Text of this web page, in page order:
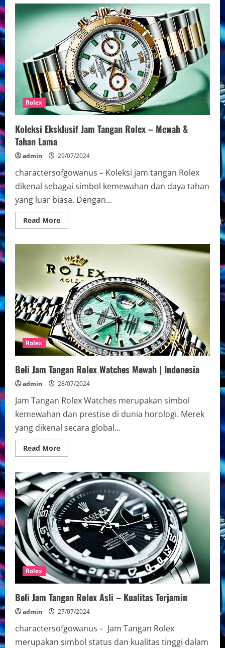
Lengkap
Jam
Tangan
Rolex
Submariner
Rolex
Koleksi Eksklusif Jam Tangan Rolex – Mewah &
Tahan Lama
admin 29/07/2024
charactersofgowanus – Koleksi jam tangan Rolex
dikenal sebagai simbol kemewahan dan daya tahan
yang luar biasa. Dengan...
Read MoreRead
more
Jam
Tangan
Rolex
–
Mewah
Tahan
Lama
Rolex
Beli Jam Tangan Rolex Watches Mewah | Indonesia
admin 28/07/2024
Jam Tangan Rolex Watches merupakan simbol
kemewahan dan prestise di dunia horologi. Merek
yang dikenal secara global...
Read MoreRead
more
Jam
Tangan
Rolex
Watches
Mewah
|
Indonesia
Rolex
Beli Jam Tangan Rolex Asli – Kualitas Terjamin
admin 27/07/2024
charactersofgowanus – Jam Tangan Rolex
merupakan simbol status dan kualitas tinggi dalam